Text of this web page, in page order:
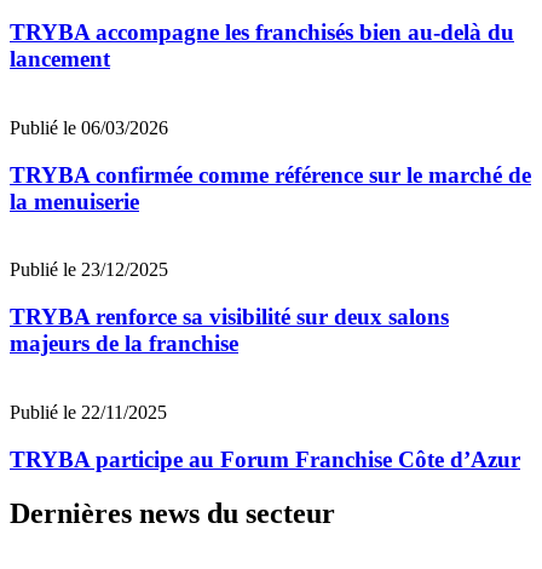
TRYBA accompagne les franchisés bien au-delà du
lancement
Publié le 06/03/2026
TRYBA confirmée comme référence sur le marché de
la menuiserie
Publié le 23/12/2025
TRYBA renforce sa visibilité sur deux salons
majeurs de la franchise
Publié le 22/11/2025
TRYBA participe au Forum Franchise Côte d’Azur
Dernières news du secteur